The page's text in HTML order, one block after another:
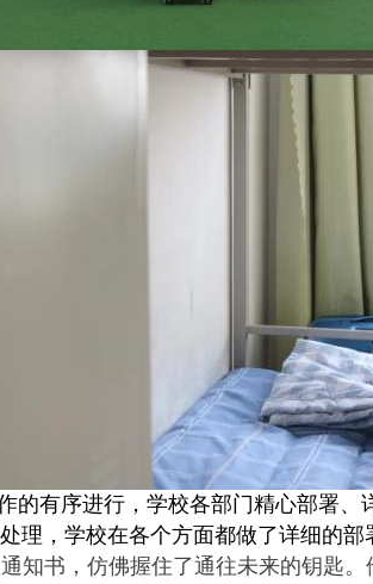
的有序进行，学校各部门精心部署、
理，学校在各个方面都做了详细的部
知书，仿佛握住了通往未来的钥匙